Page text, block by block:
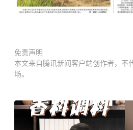
免责声明
本文来自腾讯新闻客户端创作者，不
场。